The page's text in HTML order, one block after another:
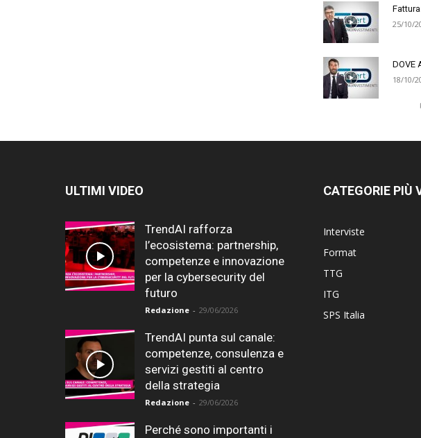
25/10/
DOVE
18/10/
ULTIMI VIDEO
TrendAI rafforza
l’ecosistema: partnership,
competenze e innovazione
per la cybersecurity del
futuro
Redazione - 29/06/2026
TrendAI punta sul canale:
competenze, consulenza e
servizi gestiti al centro
della strategia
Redazione - 29/06/2026
Perché sono importanti i
CATEGORIE PIÙ
Interviste
Format
TTG
ITG
SPS Italia